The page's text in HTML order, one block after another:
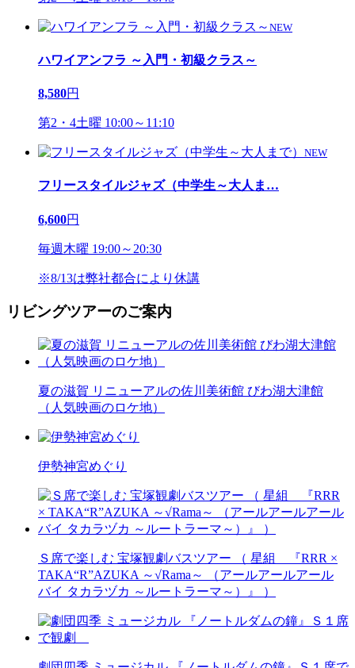
NEW
ハワイアンフラ ～入門・初級クラス～
8,580円
第2・4土曜 10:00～11:10
NEW
フリースタイルジャズ（中学生～大人ま…
6,600円
毎週木曜 19:00～20:30
※8/13は弊社都合により休講
リビングツアーのご案内
夏の滋賀 リニューアルの佐川美術館 びわ湖大津館
（人気映画のロケ地）
伊勢神宮めぐり
Ｓ席で楽しむ 宝塚観劇バスツアー （ 星組 『RRR ×
TAKA“R”AZUKA ～√Rama～ （アールアールアール
バイ タカラヅカ ～ルートラーマ～）』 ）